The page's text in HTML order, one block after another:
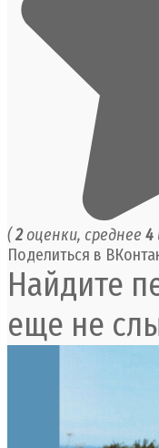
(2оценки, среднее 4
Поделиться в
Найдите
еще не